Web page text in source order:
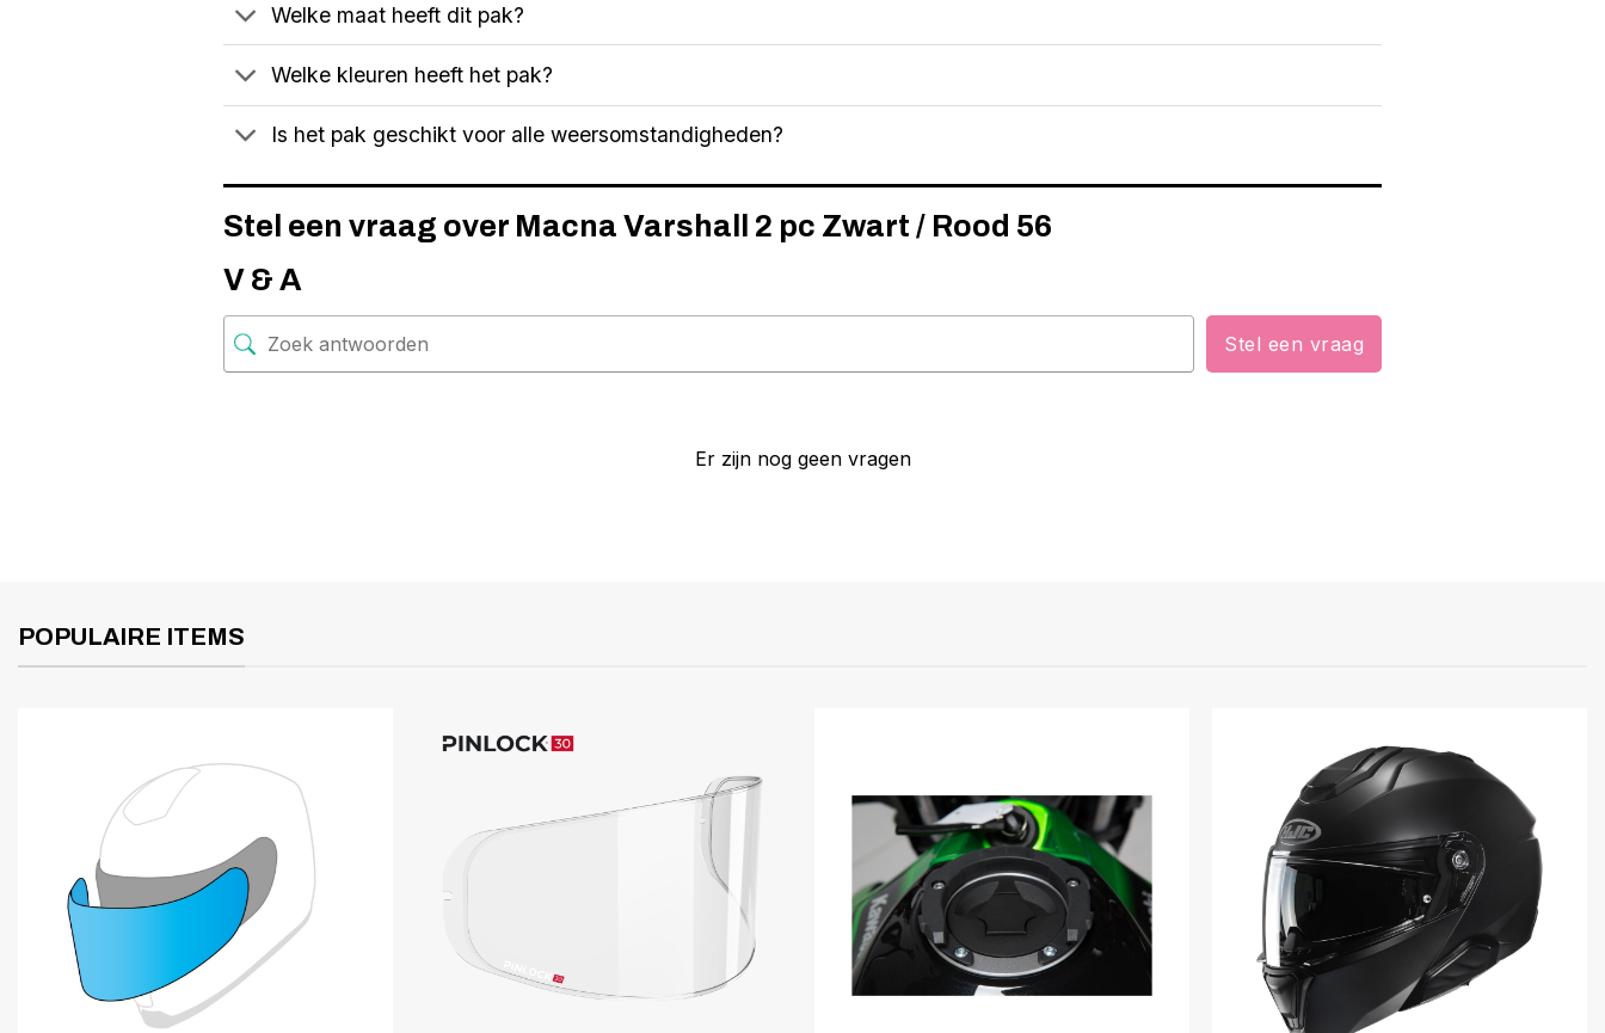
Welke maat heeft dit pak?
Welke kleuren heeft het pak?
Is het pak geschikt voor alle weersomstandigheden?
Stel een vraag over Macna Varshall 2 pc Zwart / Rood 56
V & A
Stel een vraag
Er zijn nog geen vragen
POPULAIRE ITEMS